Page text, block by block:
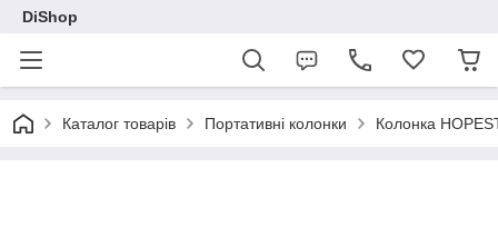
DiShop
Каталог товарів Портативні колонки Колонка